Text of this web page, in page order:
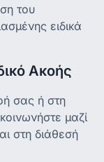
του
ειδικά
Ακοής
σας ή στη
μαζί
στη διάθεσή